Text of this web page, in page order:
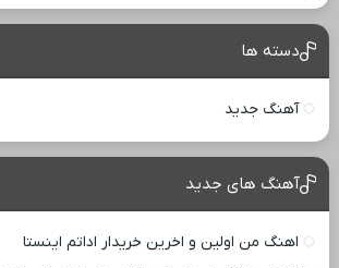
دسته ها
آهنگ جدید
آهنگ های جدید
اهنگ من اولین و اخرین خریدار اداتم اینستا